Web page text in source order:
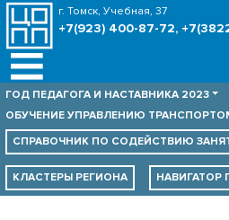
г. Томск, Учебная, 37
+7(923) 400-87-72,
ГОД ПЕДАГОГА И НАСТАВНИКА 2023
ОБУЧЕНИЕ УПРАВЛЕНИЮ
СПРАВОЧНИК ПО СОДЕЙСТВИЮ
КЛАСТЕРЫ РЕГИОНА НАВИГАТОР